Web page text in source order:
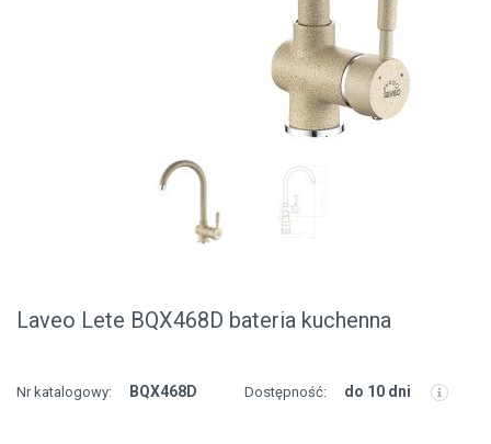
Laveo Lete BQX468D bateria kuchenna
Nr katalogowy: BQX468D Dostępność: do 10 dni